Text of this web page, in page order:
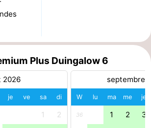
Plus Duingalow 6
2026
je ve sa di
1 2
septembre
W lu ma me je
36 1 2 3